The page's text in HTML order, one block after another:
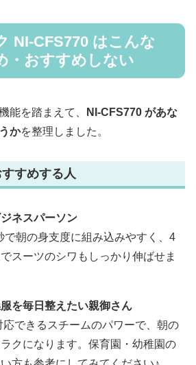
NI-CFS770 はこんな
・おすすめしない
能を踏まえて、
NI-CFS770 があな
かを整理しました。
すめする人
ネスパーソン
朝の身支度に組み込みやすく、4
スーツのシワもしっかり伸ばせま
を毎日整えたい親御さん
できるスチームのパワーで、朝の
クになります。保育園・幼稚園の